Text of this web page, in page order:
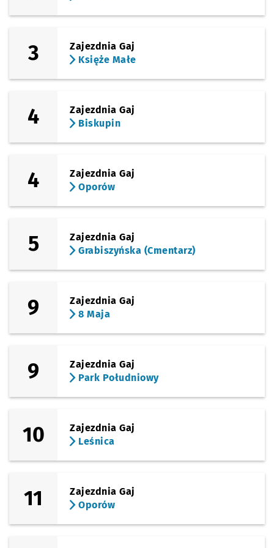
3
Zajezdnia Gaj
Księże Małe
4
Zajezdnia Gaj
Biskupin
4
Zajezdnia Gaj
Oporów
5
Zajezdnia Gaj
Grabiszyńska (Cmentarz)
9
Zajezdnia Gaj
8 Maja
9
Zajezdnia Gaj
Park Południowy
10
Zajezdnia Gaj
Leśnica
11
Zajezdnia Gaj
Oporów